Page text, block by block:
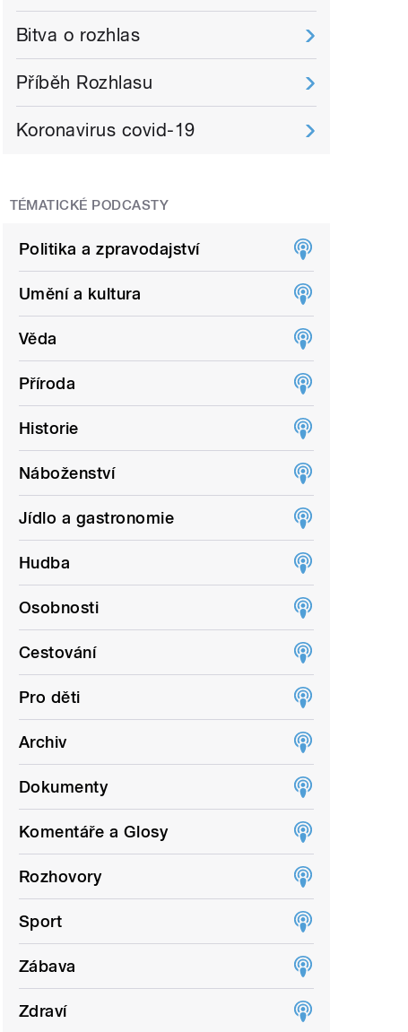
Bitva o rozhlas
Příběh Rozhlasu
Koronavirus covid-19
TÉMATICKÉ PODCASTY
Politika a zpravodajství
Umění a kultura
Věda
Příroda
Historie
Náboženství
Jídlo a gastronomie
Hudba
Osobnosti
Cestování
Pro děti
Archiv
Dokumenty
Komentáře a Glosy
Rozhovory
Sport
Zábava
Zdraví